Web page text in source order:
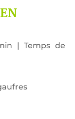
| Temps de